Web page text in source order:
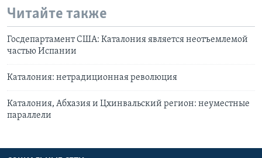
Читайте также
Госдепартамент США: Каталония является неотъемлемой
частью Испании
Каталония: нетрадиционная революция
Каталония, Абхазия и Цхинвальский регион: неуместные
параллели